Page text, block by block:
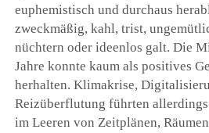
euphemistisch und durchaus
zweckmäßig, kahl, trist,
nüchtern oder ideenlos galt. Die
Jahre konnte kaum als positives
herhalten. Klimakrise,
Reizüberflutung führten allerdings
im Leeren von Zeitplänen,